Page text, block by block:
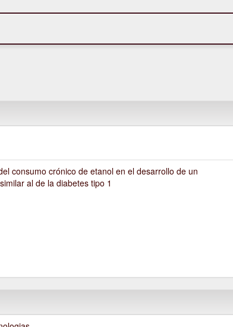
consumo crónico de etanol en el desarrollo de un
al de la diabetes tipo 1